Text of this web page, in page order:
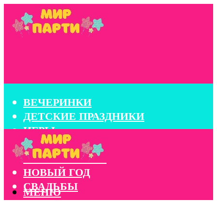
ВЕЧЕРИНКИ
ДЕТСКИЕ ПРАЗДНИКИ
ИГРЫ
КОНКУРСЫ
КОРПОРАТИВЫ
НОВЫЙ ГОД
СВАДЬБЫ
МЕНЮ